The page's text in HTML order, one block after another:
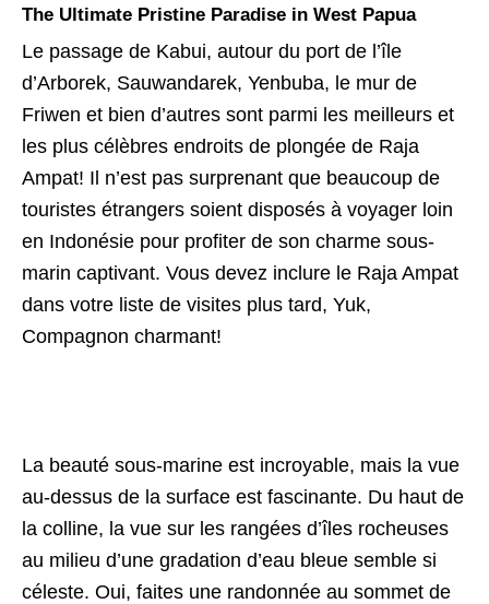
The Ultimate Pristine Paradise in West Papua
Le passage de Kabui, autour du port de l’île
d’Arborek, Sauwandarek, Yenbuba, le mur de
Friwen et bien d’autres sont parmi les meilleurs et
les plus célèbres endroits de plongée de Raja
Ampat! Il n’est pas surprenant que beaucoup de
touristes étrangers soient disposés à voyager loin
en Indonésie pour profiter de son charme sous-
marin captivant. Vous devez inclure le Raja Ampat
dans votre liste de visites plus tard, Yuk,
Compagnon charmant!
La beauté sous-marine est incroyable, mais la vue
au-dessus de la surface est fascinante. Du haut de
la colline, la vue sur les rangées d’îles rocheuses
au milieu d’une gradation d’eau bleue semble si
céleste. Oui, faites une randonnée au sommet de